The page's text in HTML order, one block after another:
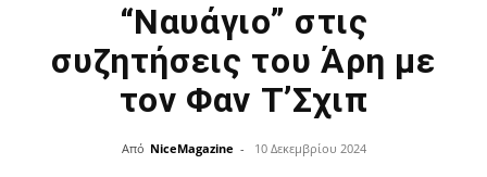
“Ναυάγιο” στις
συζητήσεις του Άρη με
τον Φαν Τ’Σχιπ
Από NiceMagazine - 10 Δεκεμβρίου 2024